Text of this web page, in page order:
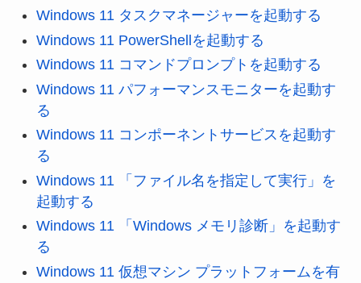
Windows 11 タスクマネージャーを起動する
Windows 11 PowerShellを起動する
Windows 11 コマンドプロンプトを起動する
Windows 11 パフォーマンスモニターを起動す
る
Windows 11 コンポーネントサービスを起動す
る
Windows 11 「ファイル名を指定して実行」を
起動する
Windows 11 「Windows メモリ診断」を起動す
る
Windows 11 仮想マシン プラットフォームを有